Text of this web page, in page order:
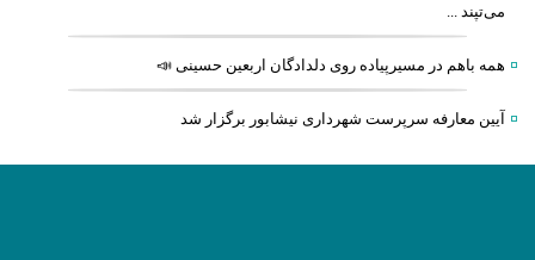
می‌تپند ...
همه باهم در مسیرپیاده روی دلدادگان اربعین حسینی 📣
آیین معارفه سرپرست شهرداری نیشابور برگزار شد